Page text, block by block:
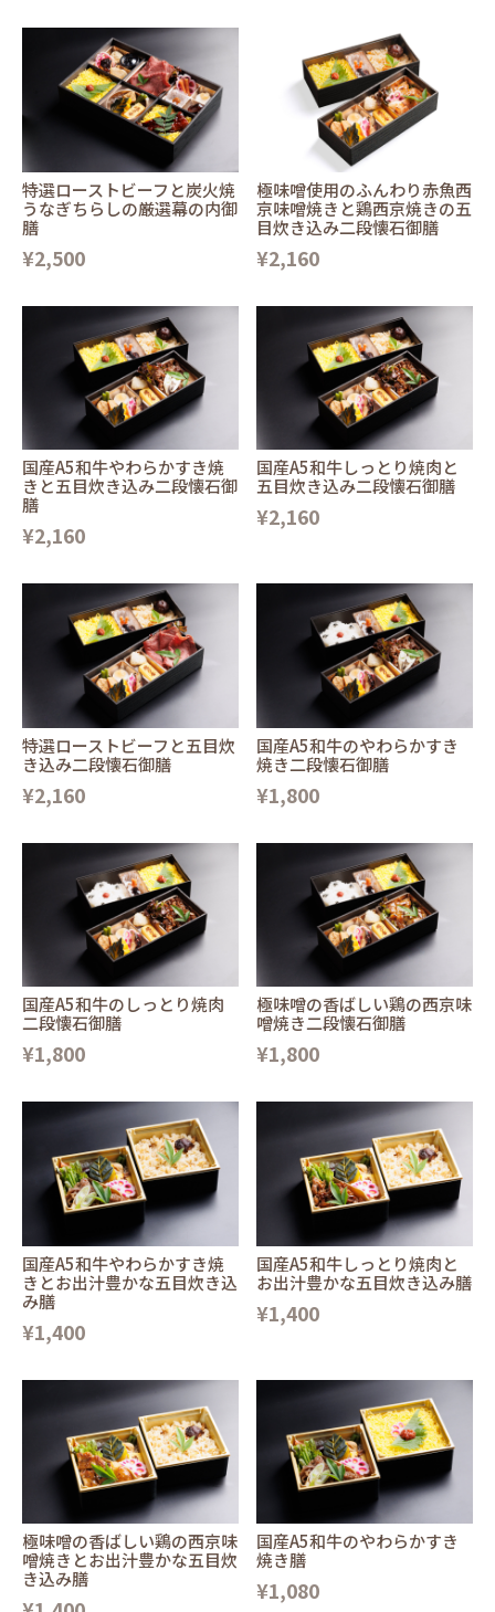
特選ローストビーフと炭火焼
うなぎちらしの厳選幕の内御
膳
¥2,500
極味噌使用のふんわり赤魚西
京味噌焼きと鶏西京焼きの五
目炊き込み二段懐石御膳
¥2,160
国産A5和牛やわらかすき焼
きと五目炊き込み二段懐石御
膳
¥2,160
国産A5和牛しっとり焼肉と
五目炊き込み二段懐石御膳
¥2,160
特選ローストビーフと五目炊
き込み二段懐石御膳
¥2,160
国産A5和牛のやわらかすき
焼き二段懐石御膳
¥1,800
国産A5和牛のしっとり焼肉
二段懐石御膳
¥1,800
極味噌の香ばしい鶏の西京味
噌焼き二段懐石御膳
¥1,800
国産A5和牛やわらかすき焼
きとお出汁豊かな五目炊き込
み膳
¥1,400
国産A5和牛しっとり焼肉と
お出汁豊かな五目炊き込み膳
¥1,400
極味噌の香ばしい鶏の西京味
噌焼きとお出汁豊かな五目炊
き込み膳
国産A5和牛のやわらかすき
焼き膳
¥1,080